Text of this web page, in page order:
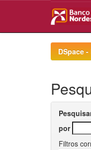
DSpace
por
Filtros